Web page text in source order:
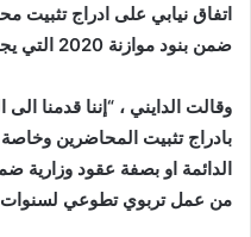
اتفاق نيابي على ادراج تثبيت
ضمن بنود موازنة 2020 التي يجري إعدادها.
وقالت الدايني ، “إننا قدمنا الى
بادراج تثبيت المحاضرين
من عمل تربوي تطوعي لسنوات